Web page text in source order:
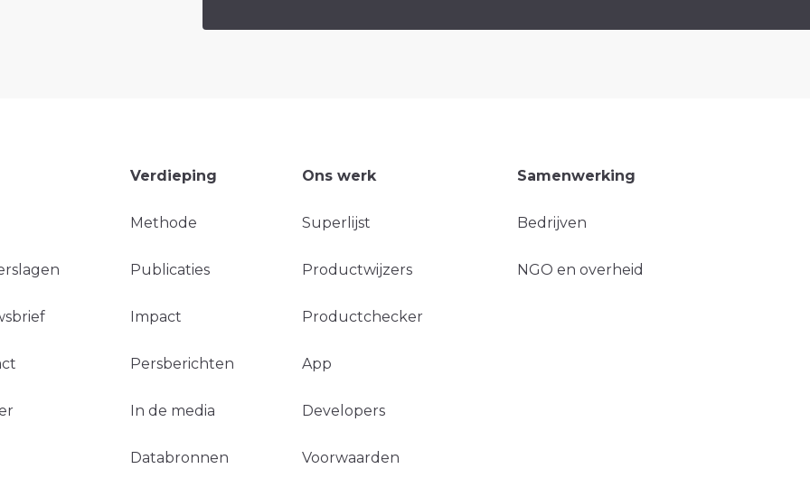
Verdieping
Methode
Publicaties
Impact
Persberichten
In de media
Databronnen
Ons werk
Superlijst
Productwijzers
Productchecker
App
Developers
Voorwaarden
Samenwerking
Bedrijven
NGO en overheid